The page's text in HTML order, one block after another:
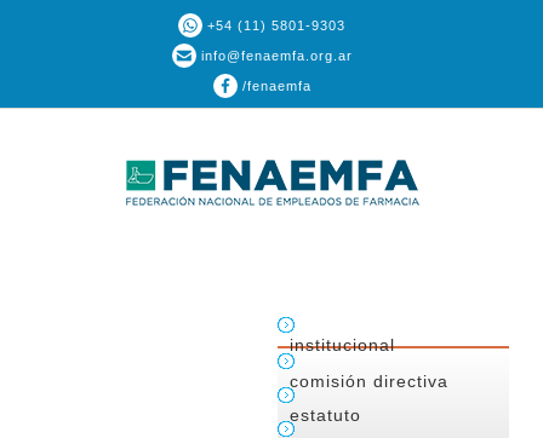
+54 (11) 5801-9303
info@fenaemfa.org.ar
/fenaemfa
institucional
comisión directiva
estatuto